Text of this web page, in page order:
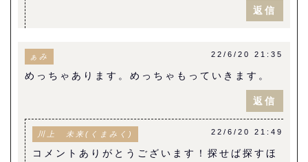
返信
ぁみ 22/6/20 21:35
めっちゃあります。めっちゃもっていきます。
返信
川上 未来(くまみく) 22/6/20 21:49
コメントありがとうございます！探せば探すほ